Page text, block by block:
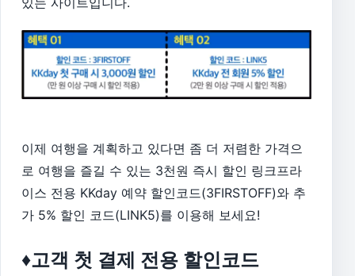
이제 여행을 계획하고 있다면 좀 더 저렴한 가격으
로 여행을 즐길 수 있는 3천원 즉시 할인 링크프라
이스 전용 KKday 예약 할인코드(3FIRSTOFF)와 추
가 5% 할인 코드(LINK5)를 이용해 보세요!
♦고객 첫 결제 전용 할인코드